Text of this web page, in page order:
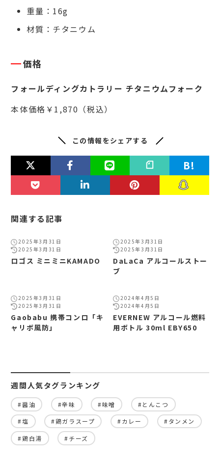
重量：16g
材質：チタニウム
価格
フォールディングカトラリー チタニウムフォーク
本体価格￥1,870（税込）
この情報をシェアする
関連する記事
2025年3月31日
2025年3月31日
ロゴス ミニミニKAMADO
2025年3月31日
2025年3月31日
DaLaCa アルコールストー
ブ
2025年3月31日
2025年3月31日
Gaobabu 携帯コンロ「キ
ャリボ風防」
2024年4月5日
2024年4月5日
EVERNEW アルコール燃料
用ボトル 30ml EBY650
週間人気タグランキング
#醤油 #辛味 #味噌 #とんこつ
#塩 #鶏ガラスープ #カレー #タンメン
#鶏白湯 #チーズ